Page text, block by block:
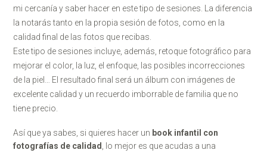
mi cercanía y saber hacer en este tipo de sesiones. La diferencia
la notarás tanto en la propia sesión de fotos, como en la
calidad final de las fotos que recibas.
Este tipo de sesiones incluye, además, retoque fotográfico para
mejorar el color, la luz, el enfoque, las posibles incorrecciones
de la piel… El resultado final será un álbum con imágenes de
excelente calidad y un recuerdo imborrable de familia que no
tiene precio.
Así que ya sabes, si quieres hacer un book infantil con
fotografías de calidad , lo mejor es que acudas a una